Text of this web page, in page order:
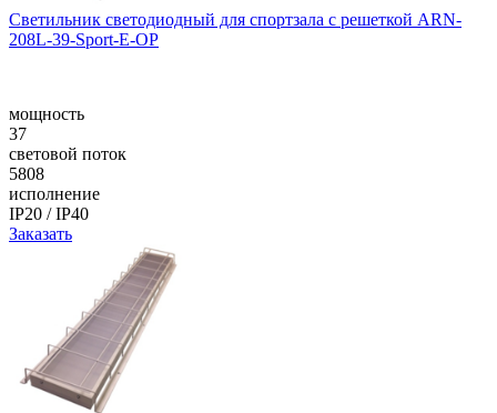
Светильник светодиодный для спортзала с решеткой ARN-
208L-39-Sport-E-OP
мощность
37
световой поток
5808
исполнение
IP20 / IP40
Заказать